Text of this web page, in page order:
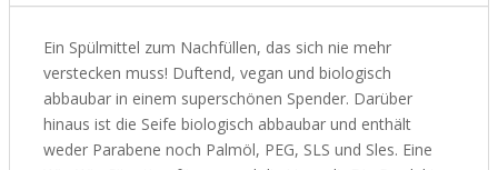
Ein Spülmittel zum Nachfüllen, das sich nie mehr
verstecken muss! Duftend, vegan und biologisch
abbaubar in einem superschönen Spender. Darüber
hinaus ist die Seife biologisch abbaubar und enthält
weder Parabene noch Palmöl, PEG, SLS und Sles. Eine